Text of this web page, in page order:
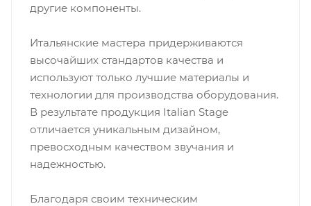
другие компоненты.
Итальянские мастера придерживаются
высочайших стандартов качества и
используют только лучшие материалы и
технологии для производства оборудования.
В результате продукция Italian Stage
отличается уникальным дизайном,
превосходным качеством звучания и
надежностью.
Благодаря своим техническим